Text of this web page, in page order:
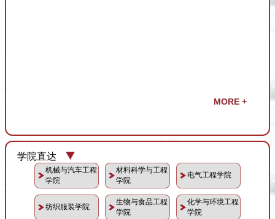
学院直达
机械与汽车工程
学院
材料科学与工程
学院
电气工程学院
纺织服装学院
生物与食品工程
学院
化学与环境工程
学院